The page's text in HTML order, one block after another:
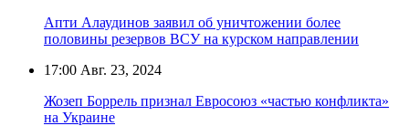
Апти Алаудинов заявил об уничтожении более
половины резервов ВСУ на курском направлении
17:00 Авг. 23, 2024
Жозеп Боррель признал Евросоюз «частью конфликта»
на Украине